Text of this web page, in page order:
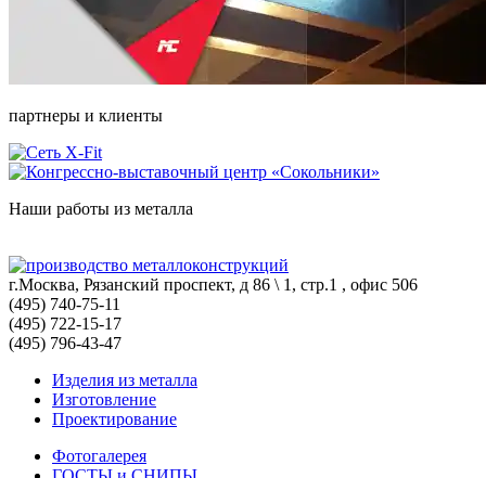
партнеры и клиенты
Наши работы из металла
г.Москва, Рязанский проспект, д 86 \ 1, стр.1 , офис 506
(495) 740-75-11
(495) 722-15-17
(495) 796-43-47
Изделия из металла
Изготовление
Проектирование
Фотогалерея